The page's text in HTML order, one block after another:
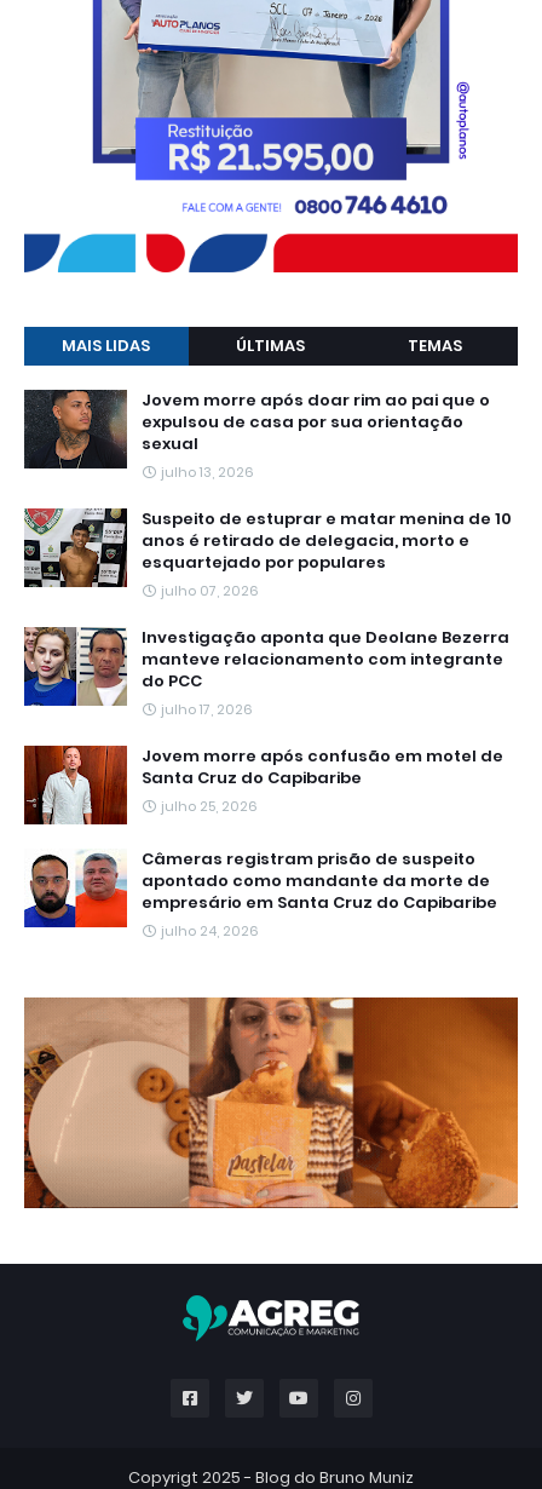
MAIS LIDAS ÚLTIMAS TEMAS
Jovem morre após doar rim ao pai que o
expulsou de casa por sua orientação
sexual
julho 13, 2026
Suspeito de estuprar e matar menina de 10
anos é retirado de delegacia, morto e
esquartejado por populares
julho 07, 2026
Investigação aponta que Deolane Bezerra
manteve relacionamento com integrante
do PCC
julho 17, 2026
Jovem morre após confusão em motel de
Santa Cruz do Capibaribe
julho 25, 2026
Câmeras registram prisão de suspeito
apontado como mandante da morte de
empresário em Santa Cruz do Capibaribe
julho 24, 2026
Copyrigt 2025 - Blog do Bruno Muniz